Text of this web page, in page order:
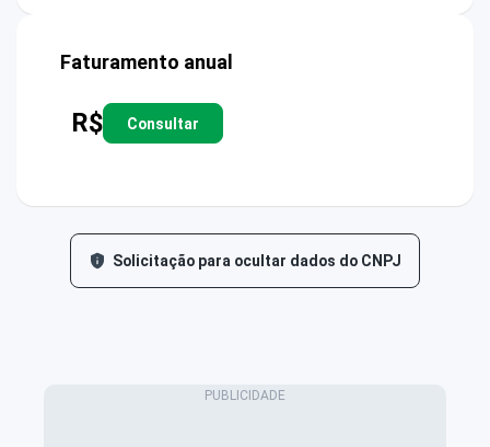
Faturamento anual
R$ Consultar
Solicitação para ocultar dados do CNPJ